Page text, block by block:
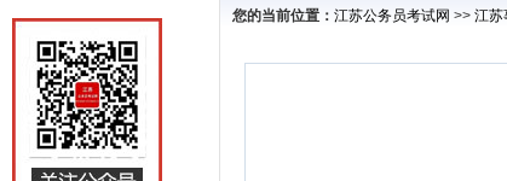
您的当前位置： 江苏公务员考试网 >> 江苏